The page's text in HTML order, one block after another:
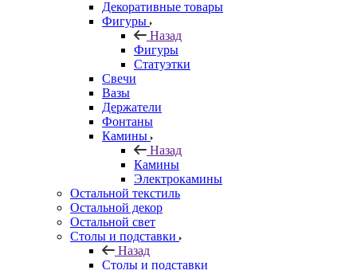
Декоративные товары
Фигуры
Назад
Фигуры
Статуэтки
Свечи
Вазы
Держатели
Фонтаны
Камины
Назад
Камины
Электрокамины
Остальной текстиль
Остальной декор
Остальной свет
Столы и подставки
Назад
Столы и подставки